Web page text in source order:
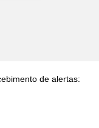
de alertas: